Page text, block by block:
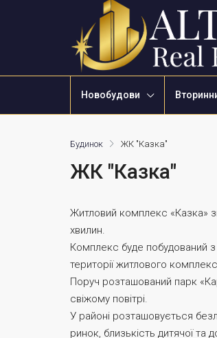
Новобудови
Будинок ЖК "Казка"
ЖК "Казка"
Житловий комплекс «Казка»
хвилин.
Комплекс буде побудований з
території житлового
Поруч розташований парк
свіжому повітрі.
У районі розташовується
ринок, близькість дитячої та